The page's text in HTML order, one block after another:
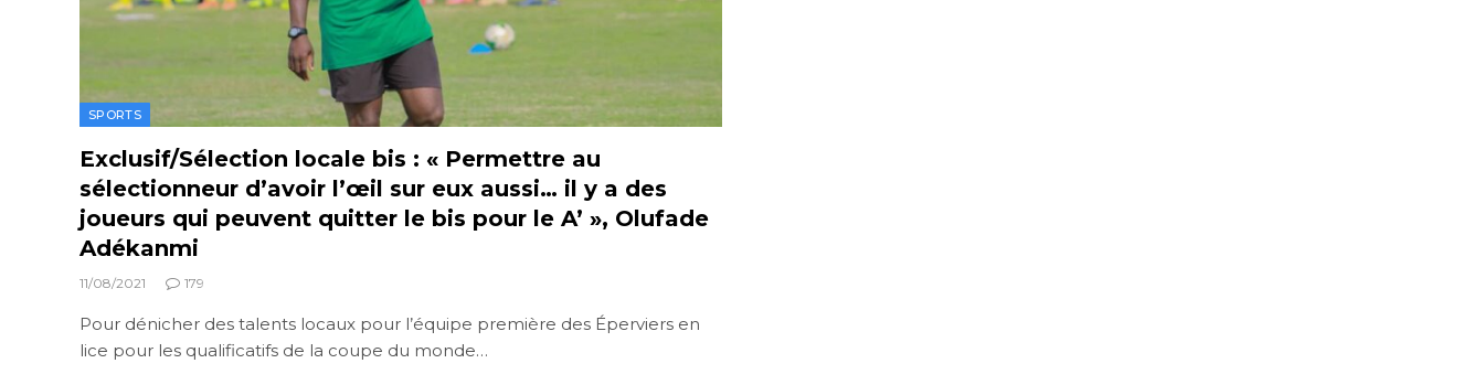
SPORTS
Exclusif/Sélection locale bis : « Permettre au
sélectionneur d’avoir l’œil sur eux aussi… il y a des
joueurs qui peuvent quitter le bis pour le A’ », Olufade
Adékanmi
11/08/2021 179
Pour dénicher des talents locaux pour l’équipe première des Éperviers en
lice pour les qualificatifs de la coupe du monde…